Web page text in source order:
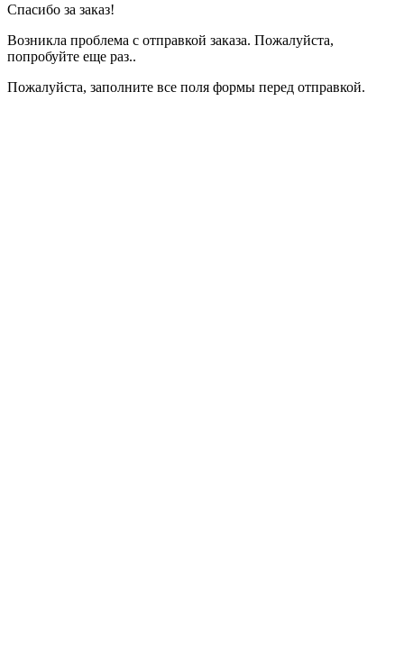
Спасибо за заказ!
Возникла проблема с отправкой заказа. Пожалуйста,
попробуйте еще раз..
Пожалуйста, заполните все поля формы перед отправкой.